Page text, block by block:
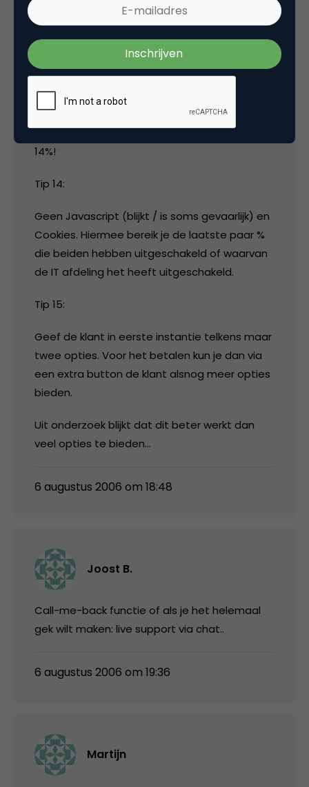
Gosse AdB
Maak je website ook geschikt voor ‘andere’
browsers, zoals Firefox en Opera. Inmiddels is
het aandeel van ‘niet-IE’ browsers minstens
14%!
Tip 14:
Geen Javascript (blijkt / is soms gevaarlijk) en
Cookies. Hiermee bereik je de laatste paar %
die beiden hebben uitgeschakeld of waarvan
de IT afdeling het heeft uitgeschakeld.
Tip 15:
Geef de klant in eerste instantie telkens maar
twee opties. Voor het betalen kun je dan via
een extra button de klant alsnog meer opties
bieden.
Uit onderzoek blijkt dat dit beter werkt dan
veel opties te bieden…
6 augustus 2006 om 18:48
Joost B.
Call-me-back functie of als je het helemaal
gek wilt maken: live support via chat..
6 augustus 2006 om 19:36
Martijn